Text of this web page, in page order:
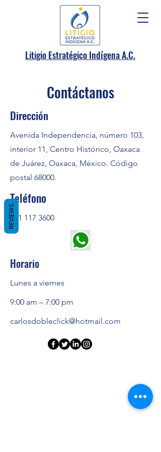
Litigio Estratégico Indígena A.C.
Contáctanos
Dirección
Avenida Independencia, número 103,
interior 11, Centro Histórico, Oaxaca
de Juárez, Oaxaca, México. Código
postal 68000.
Teléfono
951 117 3600
Horario
Lunes a viernes
9:00 am – 7:00 pm
carlosdobleclick@hotmail.com
REVIEWS